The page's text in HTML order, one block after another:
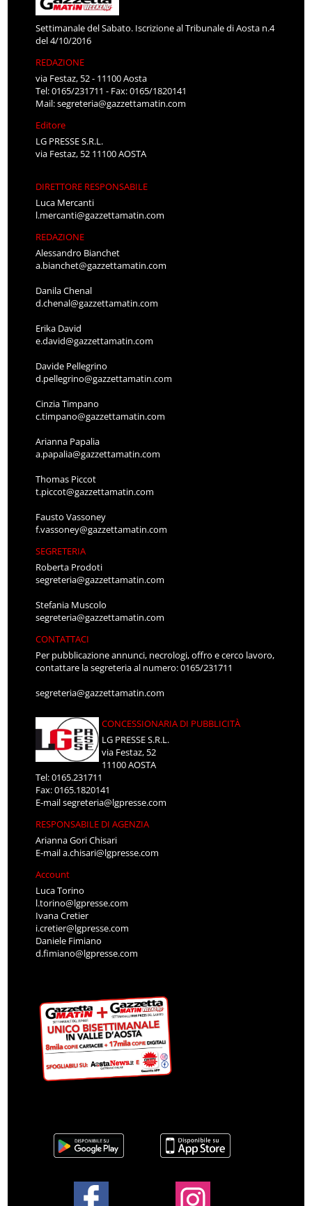
Settimanale del Sabato. Iscrizione al Tribunale di Aosta n.4
del 4/10/2016
REDAZIONE
via Festaz, 52 - 11100 Aosta
Tel: 0165/231711 - Fax: 0165/1820141
Mail:segreteria@gazzettamatin.com
Editore
LG PRESSE S.R.L.
via Festaz, 52 11100 AOSTA
DIRETTORE RESPONSABILE
Luca Mercanti
l.mercanti@gazzettamatin.com
REDAZIONE
Alessandro Bianchet
a.bianchet@gazzettamatin.com
Danila Chenal
d.chenal@gazzettamatin.com
Erika David
e.david@gazzettamatin.com
Davide Pellegrino
d.pellegrino@gazzettamatin.com
Cinzia Timpano
c.timpano@gazzettamatin.com
Arianna Papalia
a.papalia@gazzettamatin.com
Thomas Piccot
t.piccot@gazzettamatin.com
Fausto Vassoney
f.vassoney@gazzettamatin.com
SEGRETERIA
Roberta Prodoti
segreteria@gazzettamatin.com
Stefania Muscolo
segreteria@gazzettamatin.com
CONTATTACI
Per pubblicazione annunci, necrologi, offro e cerco lavoro,
contattare la segreteria al numero: 0165/231711
segreteria@gazzettamatin.com
CONCESSIONARIA DI PUBBLICITÀ
LG PRESSE S.R.L.
via Festaz, 52
11100 AOSTA
Tel: 0165.231711
Fax: 0165.1820141
E-mailsegreteria@lgpresse.com
RESPONSABILE DI AGENZIA
Arianna Gori Chisari
E-maila.chisari@lgpresse.com
Account
Luca Torino
l.torino@lgpresse.com
Ivana Cretier
i.cretier@lgpresse.com
Daniele Fimiano
d.fimiano@lgpresse.com